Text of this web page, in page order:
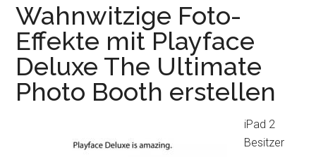
Wahnwitzige Foto-
Effekte mit Playface
Deluxe The Ultimate
Photo Booth erstellen
iPad 2
Besitzer